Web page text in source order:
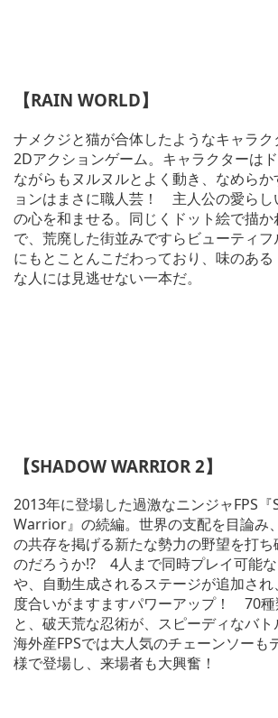
【RAIN WORLD】
ナメクジと猫が合体したようなキャラク
2Dアクションゲーム。キャラクターは
ながらもヌルヌルとよく動き、なめら
ョンはまさに職人芸！ 主人公の愛らし
の心を和ませる。同じくドット絵で描
で、荒廃した街並みですらビューティ
にもとことんこだわっており、味のある
な人には見逃せない一本だ。
【SHADOW WARRIOR 2】
2013年に登場した過激なニンジャFPS
Warrior』の続編。世界の支配を目論み
の共存を掲げる新たな勢力の野望を打
のだろうか!? 4人まで同時プレイ可能
や、自動生成されるステージが追加さ
度合いがますますパワーアップ！ 70種
と、破天荒な忍術が、スピーディなバト
海外産FPSでは大人気のチェーンソーも
様で登場し、来場者も大興奮！